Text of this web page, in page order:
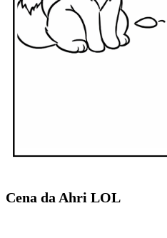
Cena da Ahri LOL